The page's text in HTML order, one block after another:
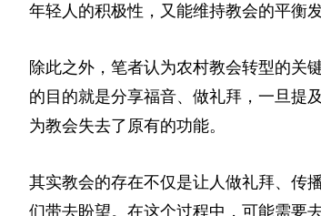
年轻人的积极性，又能维持教会的平衡发
除此之外，笔者认为农村教会转型的关
的目的就是分享福音、做礼拜，一旦提
为教会失去了原有的功能。
其实教会的存在不仅是让人做礼拜、传
们带去盼望。在这个过程中，可能需要